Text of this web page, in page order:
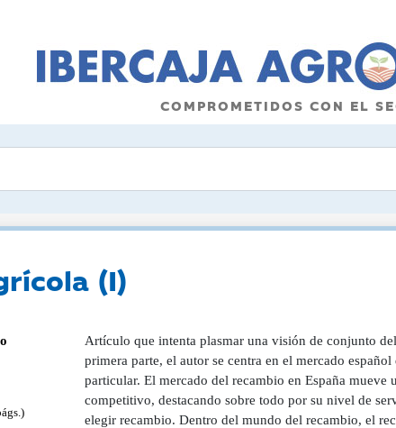
COMPROMETIDOS CON EL
(I)
Artículo que intenta plasmar una visión de conjunto
primera parte, el autor se centra en el mercado
particular. El mercado del recambio en España
competitivo, destacando sobre todo por su nivel de
elegir recambio. Dentro del mundo del recambio, el